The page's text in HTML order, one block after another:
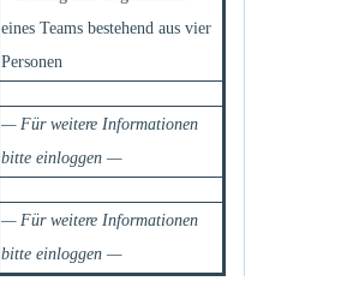
eines Teams bestehend aus vier
Personen
— Für weitere Informationen
bitte einloggen —
— Für weitere Informationen
bitte einloggen —